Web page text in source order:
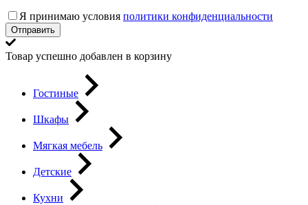
Я принимаю условия политики конфиденциальности
Отправить
Товар успешно добавлен в корзину
Гостиные
Шкафы
Мягкая мебель
Детские
Кухни